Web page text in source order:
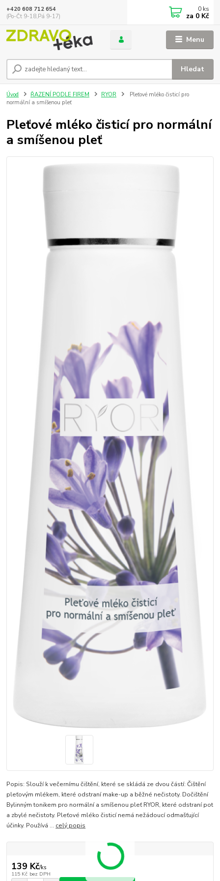
Menu
Hledat
+420 608 712 654
(Po-Čt 9-18,Pá 9-17)
0 ks
za 0 Kč
Úvod ŘAZENÍ PODLE FIREM RYOR
Pleťové mléko čisticí pro
normální a smíšenou pleť
Pleťové mléko čisticí pro normální
a smíšenou pleť
Popis: Slouží k večernímu čištění, které se skládá ze dvou částí: Čištění
pleťovým mlékem, které odstraní make-up a běžné nečistoty. Dočištění
Bylinným tonikem pro normální a smíšenou pleť RYOR, které odstraní pot
a zbylé nečistoty. Pleťové mléko čisticí nemá nežádoucí odmašťující
účinky. Používá ... celý popis
139 Kč/ks
115 Kč bez DPH